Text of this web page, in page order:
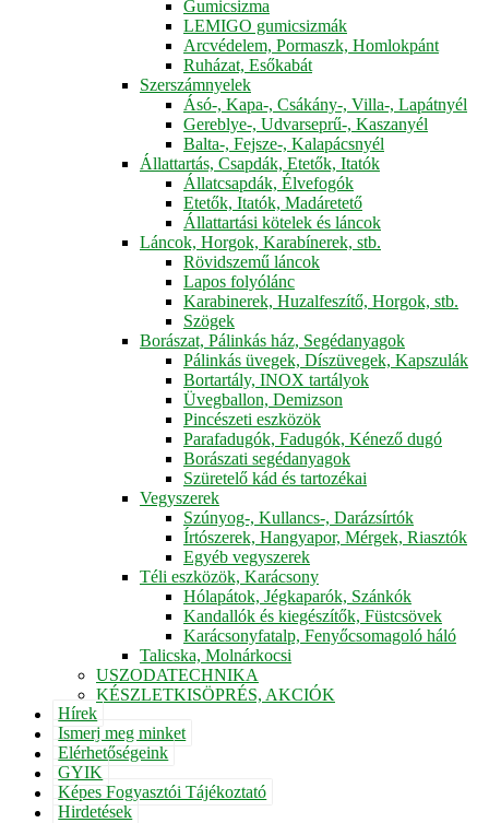
Gumicsizma
LEMIGO gumicsizmák
Arcvédelem, Pormaszk, Homlokpánt
Ruházat, Esőkabát
Szerszámnyelek
Ásó-, Kapa-, Csákány-, Villa-, Lapátnyél
Gereblye-, Udvarseprű-, Kaszanyél
Balta-, Fejsze-, Kalapácsnyél
Állattartás, Csapdák, Etetők, Itatók
Állatcsapdák, Élvefogók
Etetők, Itatók, Madáretető
Állattartási kötelek és láncok
Láncok, Horgok, Karabínerek, stb.
Rövidszemű láncok
Lapos folyólánc
Karabinerek, Huzalfeszítő, Horgok, stb.
Szögek
Borászat, Pálinkás ház, Segédanyagok
Pálinkás üvegek, Díszüvegek, Kapszulák
Bortartály, INOX tartályok
Üvegballon, Demizson
Pincészeti eszközök
Parafadugók, Fadugók, Kénező dugó
Borászati segédanyagok
Szüretelő kád és tartozékai
Vegyszerek
Szúnyog-, Kullancs-, Darázsírtók
Írtószerek, Hangyapor, Mérgek, Riasztók
Egyéb vegyszerek
Téli eszközök, Karácsony
Hólapátok, Jégkaparók, Szánkók
Kandallók és kiegészítők, Füstcsövek
Karácsonyfatalp, Fenyőcsomagoló háló
Talicska, Molnárkocsi
USZODATECHNIKA
KÉSZLETKISÖPRÉS, AKCIÓK
Hírek
Ismerj meg minket
Elérhetőségeink
GYIK
Képes Fogyasztói Tájékoztató
Hirdetések